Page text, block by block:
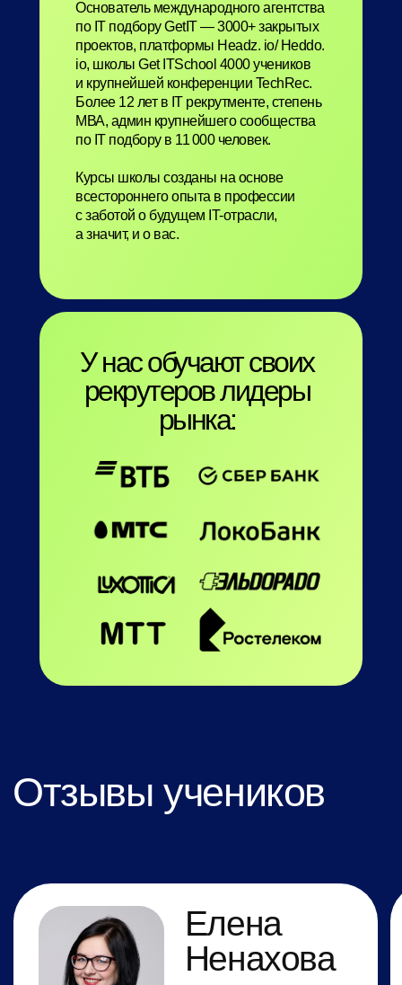
У нас обучают своих
рекрутеров лидеры
рынка:
Основатель международного агентства
по IT подбору GetIT — 3000+ закрытых
проектов, платформы Headz. io/ Heddo.
io, школы Get ITSchool 4000 учеников
и крупнейшей конференции TechRec.
Более 12 лет в IT рекрутменте, степень
МВА, админ крупнейшего сообщества
по IT подбору в 11 000 человек.
Курсы школы созданы на основе
всестороннего опыта в профессии
с заботой о будущем IT-отрасли,
а значит, и о вас.